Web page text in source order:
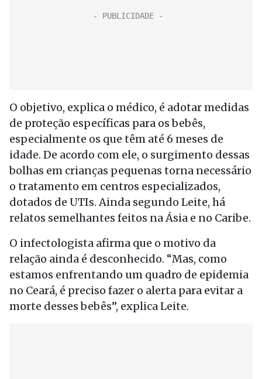
O objetivo, explica o médico, é adotar medidas
de proteção específicas para os bebês,
especialmente os que têm até 6 meses de
idade. De acordo com ele, o surgimento dessas
bolhas em crianças pequenas torna necessário
o tratamento em centros especializados,
dotados de UTIs. Ainda segundo Leite, há
relatos semelhantes feitos na Ásia e no Caribe.
O infectologista afirma que o motivo da
relação ainda é desconhecido. “Mas, como
estamos enfrentando um quadro de epidemia
no Ceará, é preciso fazer o alerta para evitar a
morte desses bebês”, explica Leite.